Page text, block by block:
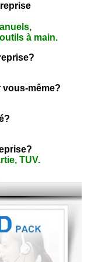
à main.
vous-même?
TUV.